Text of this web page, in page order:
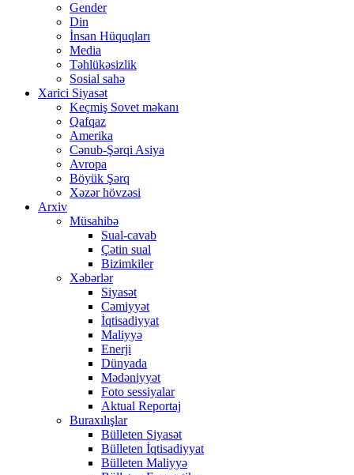
Gender
Din
İnsan Hüquqları
Media
Təhlükəsizlik
Sosial sahə
Xarici Siyasət
Keçmiş Sovet məkanı
Qafqaz
Amerika
Cənub-Şərqi Asiya
Avropa
Böyük Şərq
Xəzər hövzəsi
Arxiv
Müsahibə
Sual-cavab
Çətin sual
Bizimkiler
Xəbərlər
Siyasət
Cəmiyyət
İqtisadiyyat
Maliyyə
Enerji
Dünyada
Mədəniyyət
Foto sessiyalar
Aktual Reportaj
Buraxılışlar
Bülleten Siyasət
Bülleten İqtisadiyyat
Bülleten Maliyyə